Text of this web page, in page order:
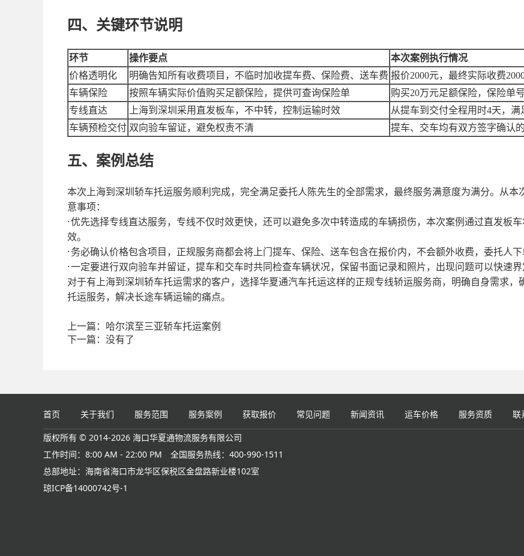
四、关键环节说明
环节 操作要点
本次案例执行情况
价格透明化
明确告知所有收费项目，不临时加收提车费、保险费、送车费 报价2000元，最终实际收费
车辆保险
按照车辆实际价值购买足额保险，提供可查询保险单 购买20万元足额保险，保险单
专线直达
上海到深圳采用直发板车，不中转，控制运输时效 从提车到交付全程用时4天，满
车辆预检交付 双向验车留证，避免权责不清 提车、交车均有双方签字确认
五、案例总结
本次上海到深圳轿车托运服务顺利完成，完全满足委托人陈先生的全部需求，最终服务满意度为满分。从
意事项：
·优先选择专线直达服务，专线不仅时效更快，还可以避免多次中转造成的车辆损伤，本次案例通过直发板
效。
· 务必确认价格包含项目，正规服务商都会将上门提车、保险、送车包含在报价内，不会额外收费，委托人下
·一定要进行双向验车并留证，提车和交车时共同检查车辆状况，保留书面记录和照片，出现问题可以快速界
对于有上海到深圳轿车托运需求的客户，选择华夏通汽车托运这样的正规专线轿运服务商，明确自身需求
托运服务，解决长途车辆运输的痛点。
上一篇： 哈尔滨至三亚轿车托运案例
下一篇： 没有了
首页 关于我们 服务范围 服务案例 获取报价 常见问题 新闻资讯 运车价格 服务资质 联
版权所有 © 2014-2026 海口华夏通物流服务有限公司
工作时间：8:00 AM - 22:00 PM
全国服务热线：400-990-1511
总部地址：海南省海口市龙华区保税区金盘路新业楼102室
琼ICP备14000742号-1